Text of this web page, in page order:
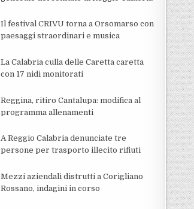
Il festival CRIVU torna a Orsomarso con
paesaggi straordinari e musica
La Calabria culla delle Caretta caretta
con 17 nidi monitorati
Reggina, ritiro Cantalupa: modifica al
programma allenamenti
A Reggio Calabria denunciate tre
persone per trasporto illecito rifiuti
Mezzi aziendali distrutti a Corigliano
Rossano, indagini in corso